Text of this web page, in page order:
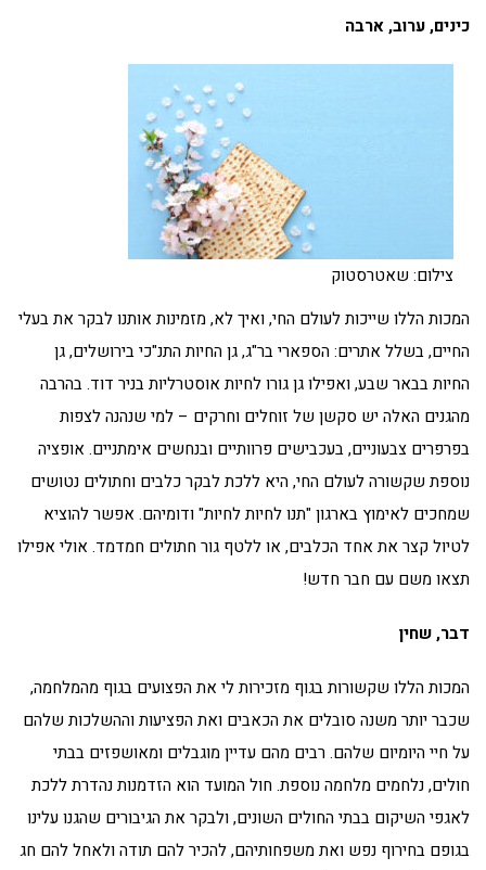
כינים, ערוב, ארבה
צילום: שאטרסטוק
המכות הללו שייכות לעולם החי, ואיך לא, מזמינות אותנו לבקר את בעלי
החיים, בשלל אתרים: הספארי בר"ג, גן החיות התנ"כי בירושלים, גן
החיות בבאר שבע, ואפילו גן גורו לחיות אוסטרליות בניר דוד. בהרבה
מהגנים האלה יש סקשן של זוחלים וחרקים – למי שנהנה לצפות
בפרפרים צבעוניים, בעכבישים פרוותיים ובנחשים אימתניים. אופציה
נוספת שקשורה לעולם החי, היא ללכת לבקר כלבים וחתולים נטושים
שמחכים לאימוץ בארגון "תנו לחיות לחיות" ודומיהם. אפשר להוציא
לטיול קצר את אחד הכלבים, או ללטף גור חתולים חמדמד. אולי אפילו
תצאו משם עם חבר חדש!
דבר, שחין
המכות הללו שקשורות בגוף מזכירות לי את הפצועים בגוף מהמלחמה,
שכבר יותר משנה סובלים את הכאבים ואת הפציעות וההשלכות שלהם
על חיי היומיום שלהם. רבים מהם עדיין מוגבלים ומאושפזים בבתי
חולים, נלחמים מלחמה נוספת. חול המועד הוא הזדמנות נהדרת ללכת
לאגפי השיקום בבתי החולים השונים, ולבקר את הגיבורים שהגנו עלינו
בגופם בחירוף נפש ואת משפחותיהם, להכיר להם תודה ולאחל להם חג